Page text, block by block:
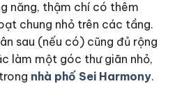
năng, thậm chí có thêm
chung nhỏ trên các tầng.
sau (nếu có) cũng đủ rộng
làm một góc thư giãn nhỏ,
nhà phố Sei Harmony.